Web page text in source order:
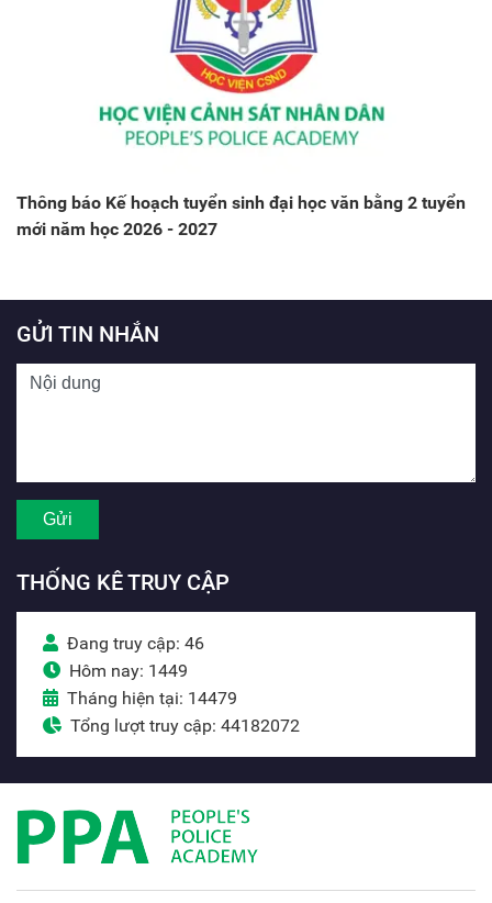
Thông báo Kế hoạch tuyển sinh đại học văn bằng 2 tuyển
mới năm học 2026 - 2027
GỬI TIN NHẮN
THỐNG KÊ TRUY CẬP
Đang truy cập: 46
Hôm nay: 1449
Tháng hiện tại: 14479
Tổng lượt truy cập: 44182072